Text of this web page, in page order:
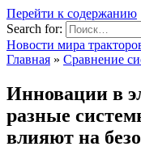
Перейти к содержанию
Search for:
Новости мира
Главная » Сравнение
Инновации в
разные
влияют на